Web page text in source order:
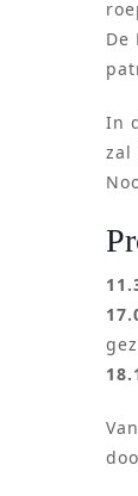
De
In
zal